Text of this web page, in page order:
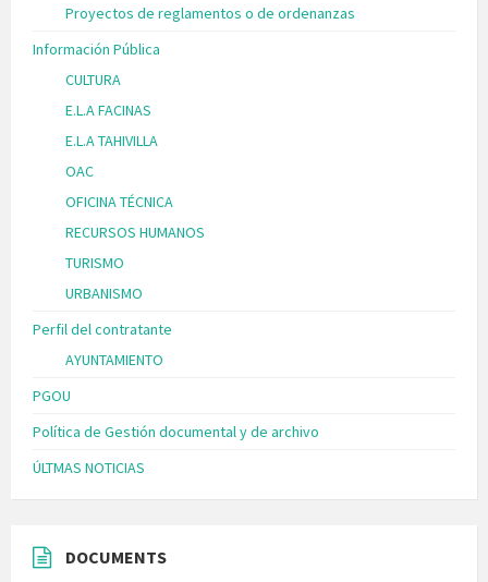
Proyectos de reglamentos o de ordenanzas
Información Pública
CULTURA
E.L.A FACINAS
E.L.A TAHIVILLA
OAC
OFICINA TÉCNICA
RECURSOS HUMANOS
TURISMO
URBANISMO
Perfil del contratante
AYUNTAMIENTO
PGOU
Política de Gestión documental y de archivo
ÚLTMAS NOTICIAS
DOCUMENTS